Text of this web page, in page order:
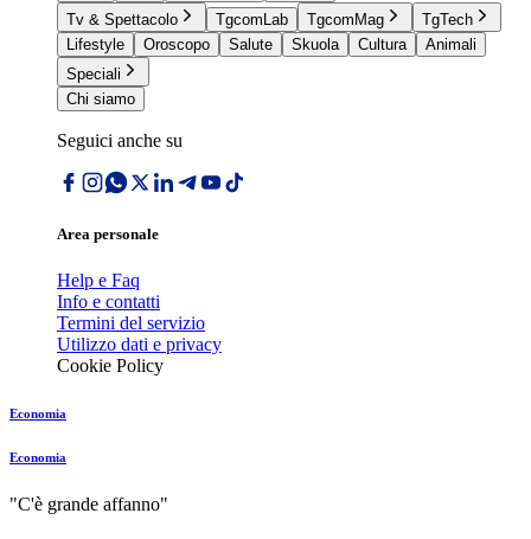
Tv & Spettacolo
TgcomLab TgcomMag
TgTech
Lifestyle
Oroscopo Salute Skuola Cultura
Animali
Speciali
Chi siamo
Seguici anche su
Area personale
Help e Faq
Info e contatti
Termini del servizio
Utilizzo dati e privacy
Cookie Policy
Economia
Economia
"C'è grande affanno"